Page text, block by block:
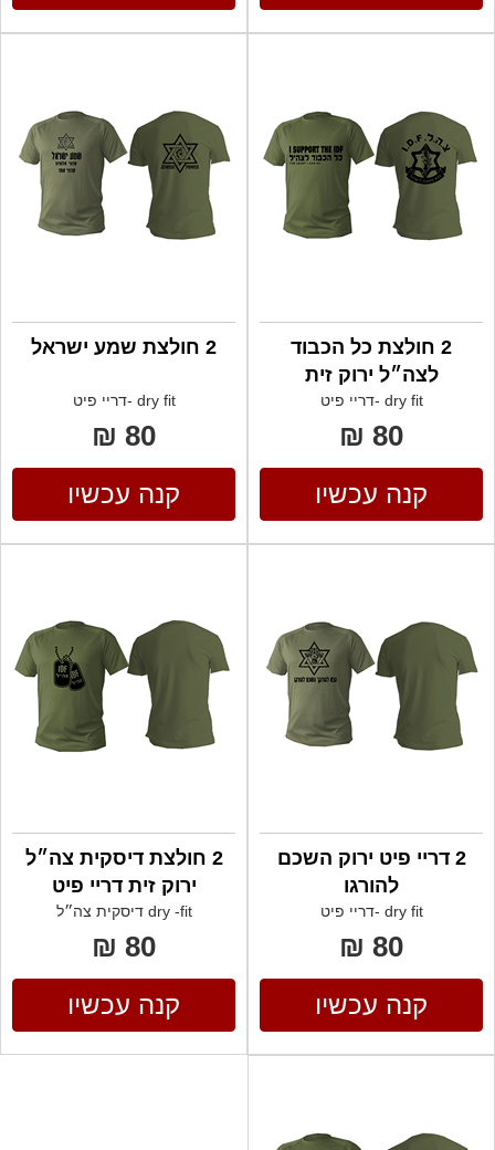
2 חולצת כל הכבוד
לצה״ל ירוק זית
dry fit -דריי פיט
80 ₪
קנה עכשיו
2 חולצת שמע ישראל
dry fit -דריי פיט
80 ₪
קנה עכשיו
2 דריי פיט ירוק השכם
להורגו
dry fit -דריי פיט
80 ₪
קנה עכשיו
2 חולצת דיסקית צה״ל
ירוק זית דריי פיט
dry -fit דיסקית צה״ל
80 ₪
קנה עכשיו